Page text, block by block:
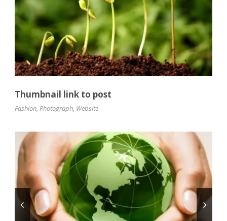
Thumbnail link to post
Fashion, Photograph, Website